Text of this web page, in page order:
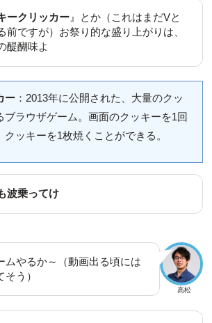
ークリッカー 』とか（これはまだVと
前ですが）お祭り的な盛り上がりは、
醍醐味よ
ー：2013年に公開された、大量のクッ
ブラウザゲーム。画面のクッキーを1回
ッキーを1枚焼くことができる。
波乗ってけ
高松
ムやるか～（動画出る頃には
う）